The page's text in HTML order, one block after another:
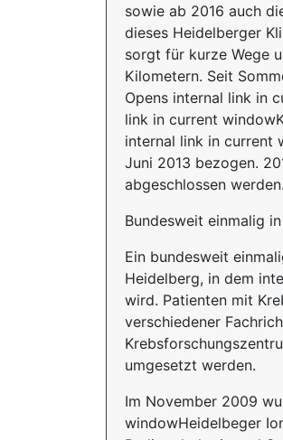
sowie ab 2016 auch
dieses Heidelberger
sorgt für kurze Wege
Kilometern. Seit
Opens internal link in
link in current
internal link in current
Juni 2013 bezogen.
abgeschlossen werden.
Bundesweit einmalig
Ein bundesweit
Heidelberg, in dem
wird. Patienten mit
verschiedener
umgesetzt werden.
Im November 2009
windowHeidelbeger